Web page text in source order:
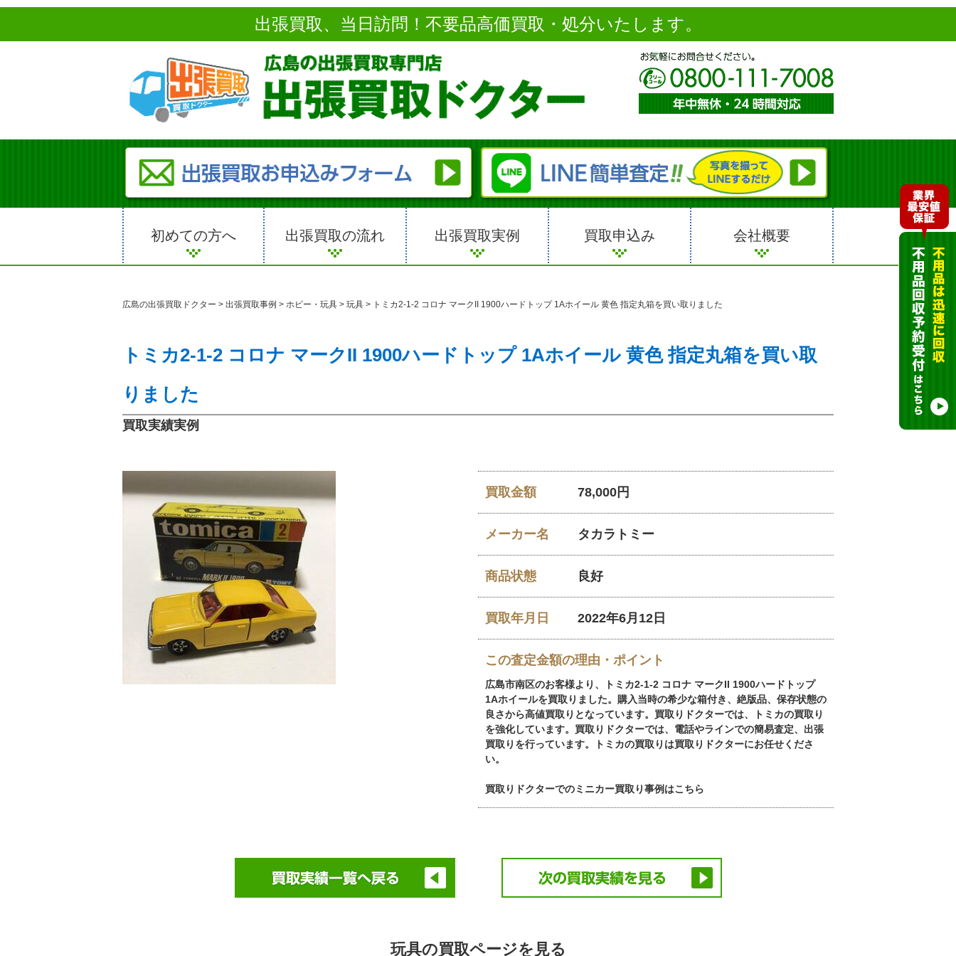
出張買取、当日訪問！不要品高価買取・処分いたします。
初めての方へ 出張買取の流れ 出張買取実例 買取申込み 会社概要
広島の出張買取ドクター > 出張買取事例 > ホビー・玩具 > 玩具 > トミカ2-1-2 コロナ マークII 1900ハードトップ 1Aホイール 黄色 指定丸箱を買い取りました
トミカ2-1-2 コロナ マークII 1900ハードトップ 1Aホイール 黄色 指定丸箱を買い取
りました
買取実績実例
買取金額 78,000円
メーカー名 タカラトミー
商品状態 良好
買取年月日 2022年6月12日
この査定金額の理由・ポイント
広島市南区のお客様より、トミカ2-1-2 コロナ マークII 1900ハードトップ
1Aホイールを買取りました。購入当時の希少な箱付き、絶版品、保存状態の
良さから高値買取りとなっています。買取りドクターでは、トミカの買取り
を強化しています。買取りドクターでは、電話やラインでの簡易査定、出張
買取りを行っています。トミカの買取りは買取りドクターにお任せくださ
い。
買取りドクターでのミニカー買取り事例はこちら
玩具の買取ページを見る